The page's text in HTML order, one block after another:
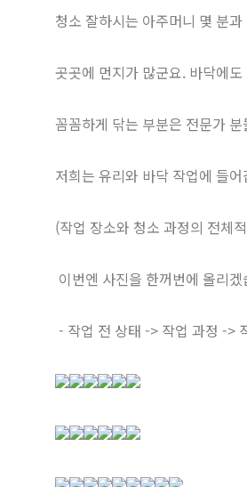
청소 잘하시는 아주머니 몇 분
곳곳에 먼지가 많군요. 바닥에
꼼꼼하게 닦는 부분은 전문가
저희는 유리와 바닥 작업에 들
(작업 장소와 청소 과정의 전체
이번엔 사진을 한꺼번에 올리겠
- 작업 전 상태 -> 작업 과정 ->